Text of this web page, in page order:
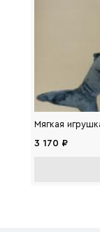
Мягкая
3 170 ₽